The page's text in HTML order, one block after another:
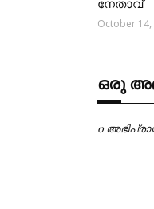
നേതാവ്
October 14,
ഒരു
0